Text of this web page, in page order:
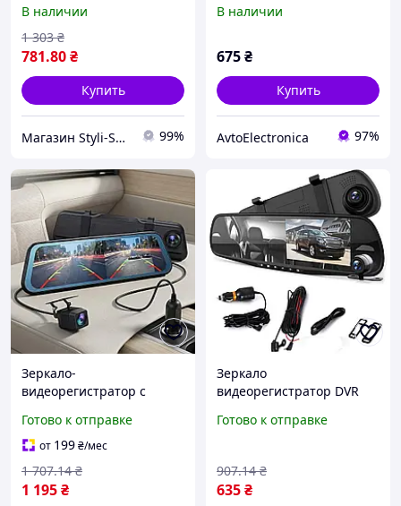
машины, авто
регистратор
В наличии
781.80₴
1 303 ₴
Купить
Магазин Styli-Shop 99%
Vehicle Blackbox DVR Plus
В наличии
675₴
Купить
AvtoElectronica 97%
Зеркало-
видеорегистратор с
H90 H02 / Регистратор в
авто с камерой для
парковки
Готово к отправке
от 199₴/мес
1 195₴
1 707.14 ₴
Зеркало
видеорегистратор DVR
вида / Авторегистратор с
авто
Готово к отправке
635₴
907.14 ₴